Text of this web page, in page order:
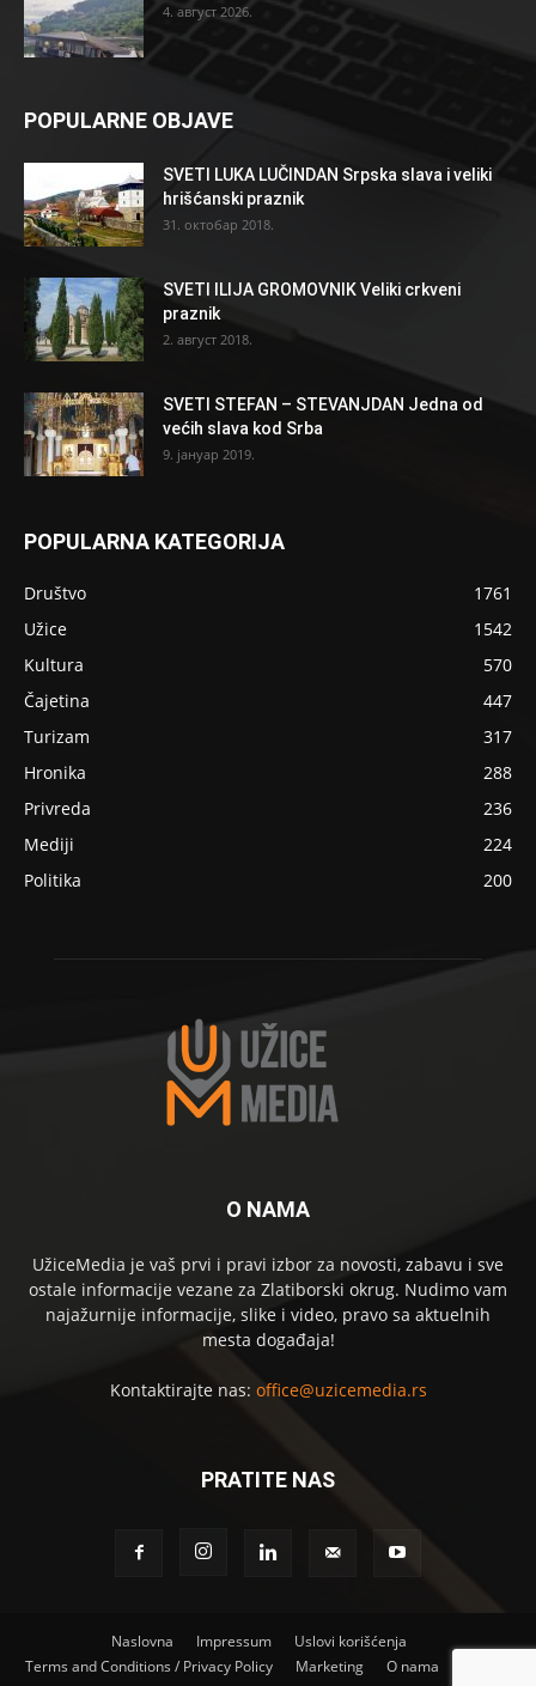
4. август 2026.
POPULARNE OBJAVE
SVETI LUKA LUČINDAN Srpska slava i veliki
hrišćanski praznik
31. октобар 2018.
SVETI ILIJA GROMOVNIK Veliki crkveni
praznik
2. август 2018.
SVETI STEFAN – STEVANJDAN Jedna od
većih slava kod Srba
9. јануар 2019.
POPULARNA KATEGORIJA
Društvo
1761
Užice
1542
Kultura
570
Čajetina
447
Turizam
317
Hronika
288
Privreda
236
Mediji
224
Politika
200
O NAMA
UžiceMedia je vaš prvi i pravi izbor za novosti, zabavu i sve
ostale informacije vezane za Zlatiborski okrug. Nudimo vam
najažurnije informacije, slike i video, pravo sa aktuelnih
mesta događaja!
Kontaktirajte nas: office@uzicemedia.rs
PRATITE NAS
Naslovna Impressum
Uslovi korišćenja
Terms and Conditions / Privacy Policy
Marketing O nama